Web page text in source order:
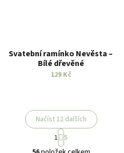
Svatební ramínko Nevěsta –
Bílé dřevěné
129 Kč
O
Načíst 12 dalších
S
t
r
1
5